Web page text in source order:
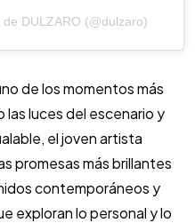
DULZARO (@dulzaro)
de los momentos más
luces del escenario y
el joven artista
promesas más brillantes
contemporáneos y
exploran lo personal y lo